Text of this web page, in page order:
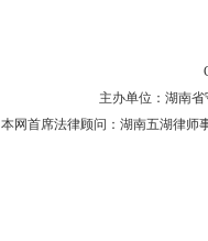
主办单位：湖南省
本网首席法律顾问：湖南五湖律师